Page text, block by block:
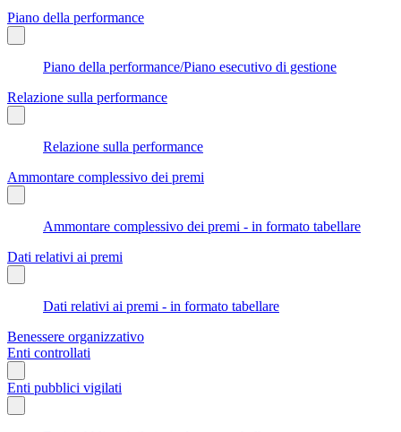
Piano della performance
Piano della performance/Piano esecutivo di gestione
Relazione sulla performance
Relazione sulla performance
Ammontare complessivo dei premi
Ammontare complessivo dei premi - in formato tabellare
Dati relativi ai premi
Dati relativi ai premi - in formato tabellare
Benessere organizzativo
Enti controllati
Enti pubblici vigilati